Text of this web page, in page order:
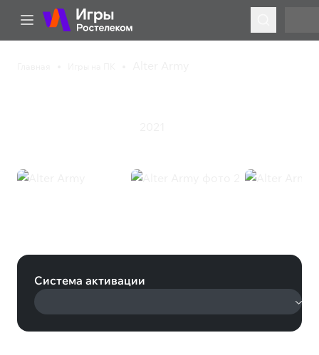
Система активации